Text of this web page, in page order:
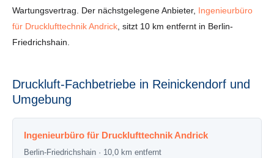
Wartungsvertrag. Der nächstgelegene Anbieter, Ingenieurbüro
für Drucklufttechnik Andrick , sitzt 10 km entfernt in Berlin-
Friedrichshain.
Druckluft-Fachbetriebe in Reinickendorf und
Umgebung
Ingenieurbüro für Drucklufttechnik Andrick
Berlin-Friedrichshain · 10,0 km entfernt